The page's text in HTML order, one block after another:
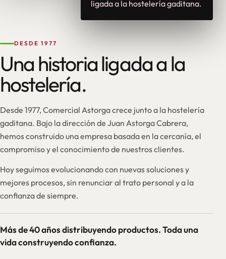
ligada a la hostelería gaditana.
DESDE 1977
Una historia ligada a la
hostelería.
Desde 1977, Comercial Astorga crece junto a la hostelería
gaditana. Bajo la dirección de Juan Astorga Cabrera,
hemos construido una empresa basada en la cercanía, el
compromiso y el conocimiento de nuestros clientes.
Hoy seguimos evolucionando con nuevas soluciones y
mejores procesos, sin renunciar al trato personal y a la
confianza de siempre.
Más de 40 años distribuyendo productos. Toda una
vida construyendo confianza.